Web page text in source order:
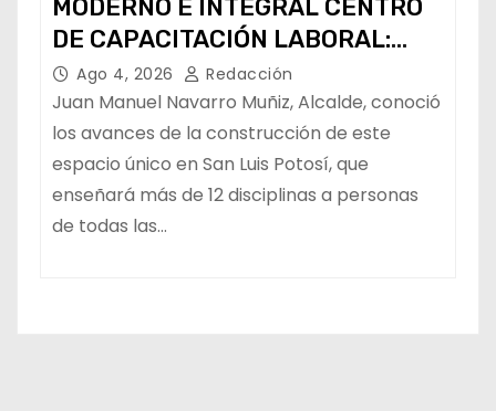
MODERNO E INTEGRAL CENTRO
DE CAPACITACIÓN LABORAL:
ALCALDE
Ago 4, 2026 Redacción
Juan Manuel Navarro Muñiz, Alcalde, conoció
los avances de la construcción de este
espacio único en San Luis Potosí, que
enseñará más de 12 disciplinas a personas
de todas las…